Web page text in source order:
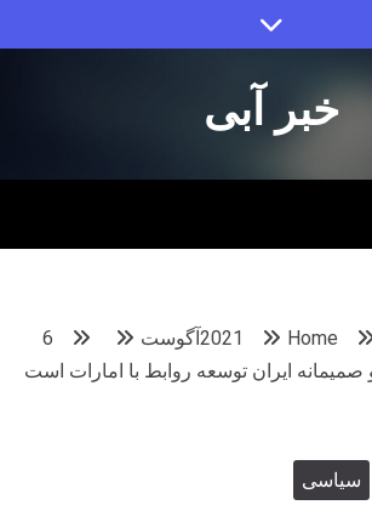
خبر آبی
Home
2021آگوست
6
ایران توسعه روابط با امارات است
سیاسی